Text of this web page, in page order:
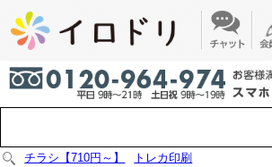
チラシ【710円～】
トレカ印刷